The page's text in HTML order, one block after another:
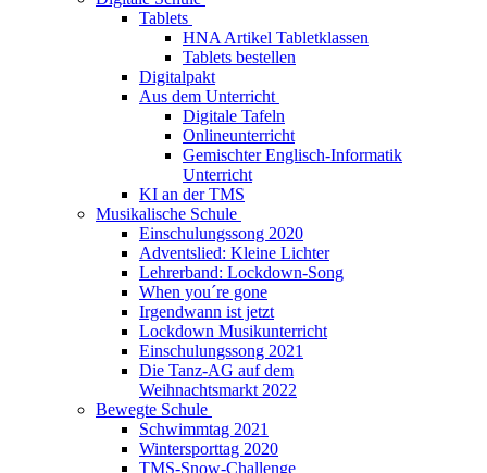
Tablets
HNA Artikel Tabletklassen
Tablets bestellen
Digitalpakt
Aus dem Unterricht
Digitale Tafeln
Onlineunterricht
Gemischter Englisch-Informatik
Unterricht
KI an der TMS
Musikalische Schule
Einschulungssong 2020
Adventslied: Kleine Lichter
Lehrerband: Lockdown-Song
When you´re gone
Irgendwann ist jetzt
Lockdown Musikunterricht
Einschulungssong 2021
Die Tanz-AG auf dem
Weihnachtsmarkt 2022
Bewegte Schule
Schwimmtag 2021
Wintersporttag 2020
TMS-Snow-Challenge